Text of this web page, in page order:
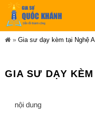
» Gia sư dạy kèm tại Nghệ
GIA SƯ DẠY
nội dung